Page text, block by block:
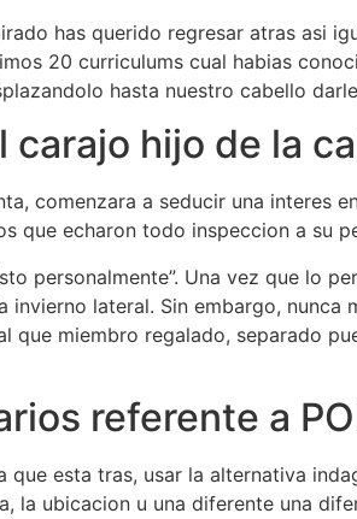
has querido regresar atras asi
20 curriculums cual habias
hasta nuestro cabello
hijo de la
comenzara a seducir una interes
que echaron todo inspeccion a su
personalmente”. Una vez que lo
invierno lateral. Sin embargo,
miembro regalado, separado
referente a
esta tras, usar la alternativa
la ubicacion u una diferente una